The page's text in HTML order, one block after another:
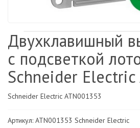
Двухклавишный
с подсветкой
Schneider Electric
Schneider Electric ATN001353
Артикул: ATN001353 Schneider Electric